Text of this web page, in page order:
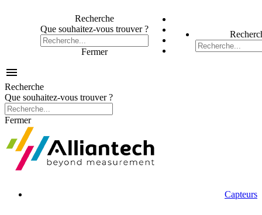
Recherche
Que souhaitez-vous trouver ?
Fermer

Recherche
Que souhaitez-vous trouver ?
Fermer
Capteurs